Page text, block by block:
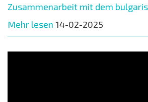
Zusammenarbeit mit dem
Mehr lesen 14-02-2025